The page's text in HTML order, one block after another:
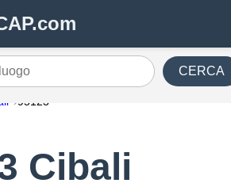
CERCA
95123
Cibali